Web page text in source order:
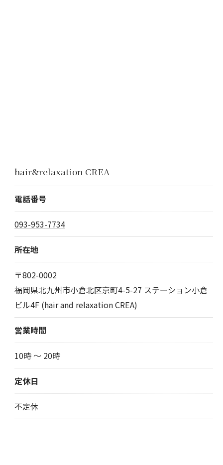
hair&relaxation CREA
電話番号
093-953-7734
所在地
〒802-0002
福岡県北九州市小倉北区京町4-5-27 ステーション小倉
ビル4F (hair and relaxation CREA)
営業時間
10時 〜 20時
定休日
不定休